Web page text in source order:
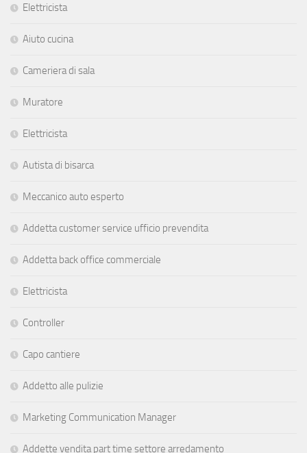
Elettricista
Aiuto cucina
Cameriera di sala
Muratore
Elettricista
Autista di bisarca
Meccanico auto esperto
Addetta customer service ufficio prevendita
Addetta back office commerciale
Elettricista
Controller
Capo cantiere
Addetto alle pulizie
Marketing Communication Manager
Addette vendita part time settore arredamento